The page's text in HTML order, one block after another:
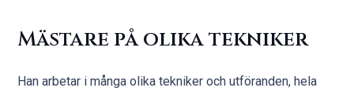
Mästare på olika tekniker
Han arbetar i många olika tekniker och utföranden, hela